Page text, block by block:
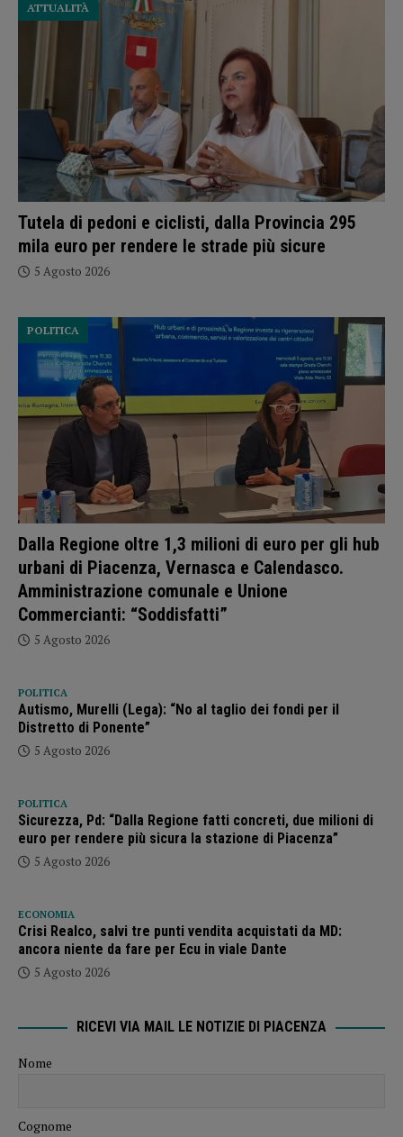
Tutela di pedoni e ciclisti, dalla Provincia 295
mila euro per rendere le strade più sicure
ATTUALITÀ
5 Agosto 2026
Dalla Regione oltre 1,3 milioni di euro per gli hub
urbani di Piacenza, Vernasca e Calendasco.
Amministrazione comunale e Unione
Commercianti: “Soddisfatti”
POLITICA
5 Agosto 2026
POLITICA
Autismo, Murelli (Lega): “No al taglio dei fondi per il
Distretto di Ponente”
5 Agosto 2026
POLITICA
Sicurezza, Pd: “Dalla Regione fatti concreti, due milioni di
euro per rendere più sicura la stazione di Piacenza”
5 Agosto 2026
ECONOMIA
Crisi Realco, salvi tre punti vendita acquistati da MD:
ancora niente da fare per Ecu in viale Dante
5 Agosto 2026
RICEVI VIA MAIL LE NOTIZIE DI PIACENZA
Nome
Cognome